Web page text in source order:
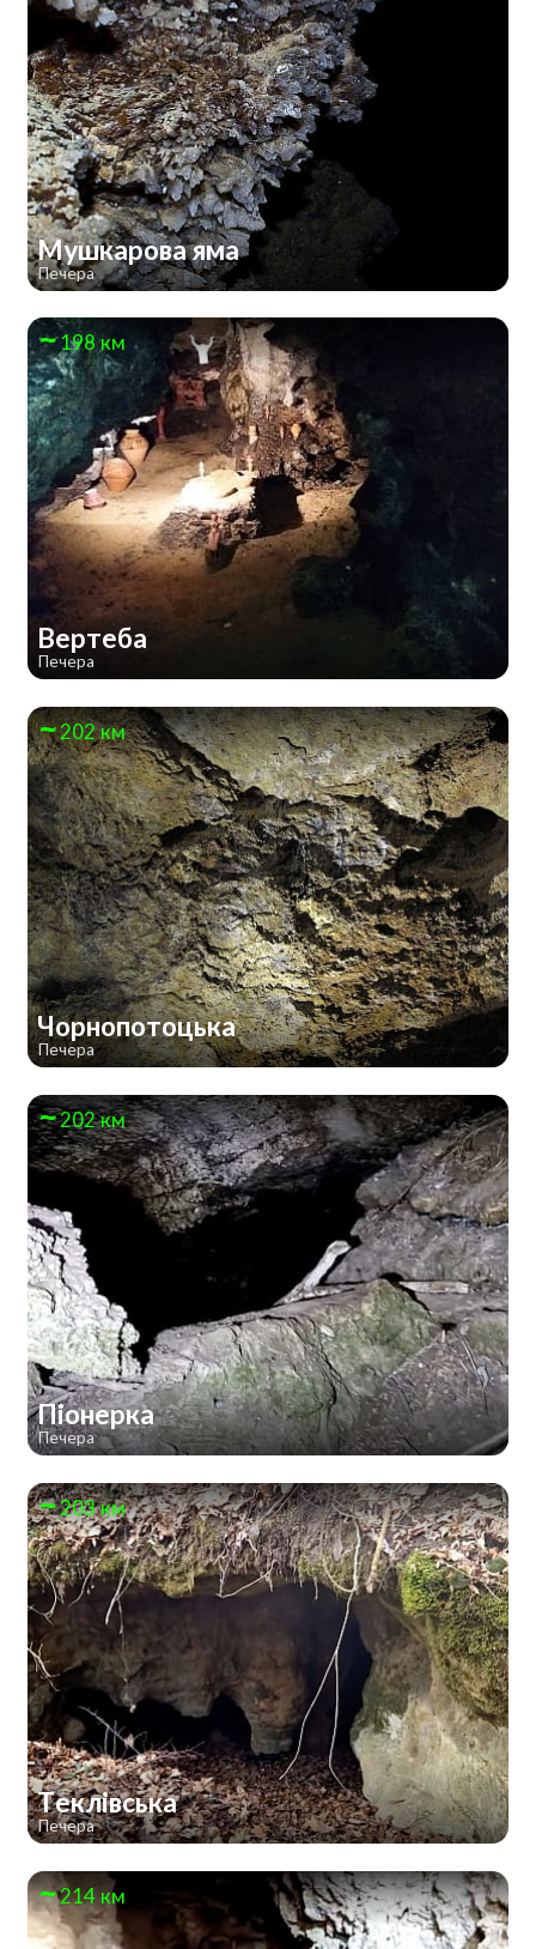
Мушкарова яма
Печера
198 км
Вертеба
Печера
202 км
Чорнопотоцька
Печера
202 км
Піонерка
Печера
203 км
Теклівська
Печера
214 км